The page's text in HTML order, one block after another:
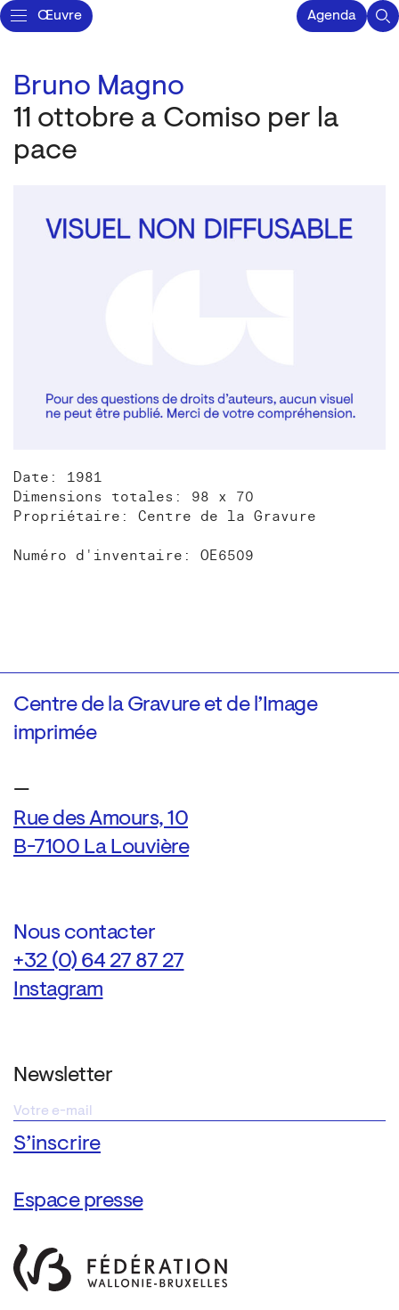
Œuvre Agenda
Bruno Magno
11 ottobre a Comiso per la
pace
Date: 1981
Dimensions totales: 98 x 70
Propriétaire: Centre de la Gravure
Numéro d'inventaire: OE6509
Centre de la Gravure et de l’Image
imprimée
—
Rue des Amours, 10
B-7100 La Louvière
Nous contacter
+32 (0) 64 27 87 27
Instagram
Newsletter
Espace presse